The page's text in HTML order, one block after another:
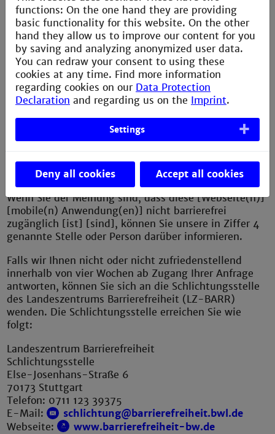
überprüft.
Rückmeldung und Kontaktangaben
barrierefreiheit@th-mannheim.de
Prof. Thomas Ihme: Beauftragter der Technischen
Technische Hochschule Mannheim für
Behinderung oder einer chronischen Erkrankung
t.ihme@th-mannheim.de
Schlichtungsverfahren
Wenn Sie der Meinung sind, dass diese [Webseite(n)]
[mobile(n) Anwendung(en)] nicht barrierefrei
zugänglich [ist] [sind], können Sie unsere in Ziffer 4
genannte Stelle oder Person darüber informieren.
Falls wir Ihnen nicht oder nicht zufriedenstellend
innerhalb von vier Wochen ab Zugang Ihrer Anfrage
antworten, können Sie sich an die Schlichtungsstelle
des Landeszentrums Barrierefreiheit (LZ-BARR)
wenden. Die Schlichtungsstelle erreichen Sie wie
folgt:
Landeszentrum Barrierefreiheit
Schlichtungsstelle
Else-Josenhans-Straße 6
70173 Stuttgart
Telefon: 0711 123 39375
E-Mail:
schlichtung@barrierefreiheit.bwl.de
Webseite:
www.barrierefreiheit-bw.de
functions: On the one hand they are providing
basic functionality for this website. On the other
hand they allow us to improve our content for you
by saving and analyzing anonymized user data.
You can redraw your consent to using these
cookies at any time. Find more information
regarding cookies on our Data Protection
Declaration and regarding us on the Imprint.
Settings
Deny all cookies Accept all cookies